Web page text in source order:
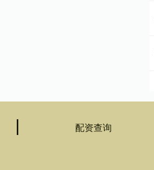
配资查询